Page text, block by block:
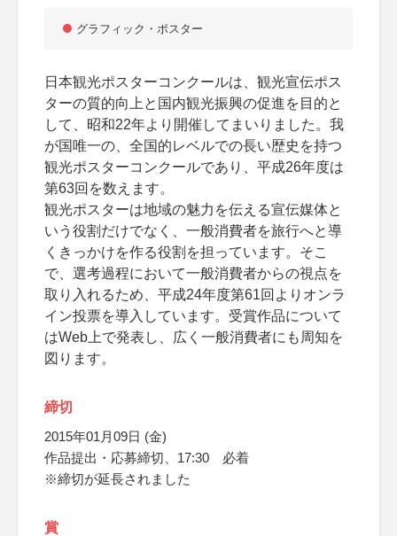
グラフィック・ポスター
日本観光ポスターコンクールは、観光宣伝ポス
ターの質的向上と国内観光振興の促進を目的と
して、昭和22年より開催してまいりました。我
が国唯一の、全国的レベルでの長い歴史を持つ
観光ポスターコンクールであり、平成26年度は
第63回を数えます。
観光ポスターは地域の魅力を伝える宣伝媒体と
いう役割だけでなく、一般消費者を旅行へと導
くきっかけを作る役割を担っています。そこ
で、選考過程において一般消費者からの視点を
取り入れるため、平成24年度第61回よりオンラ
イン投票を導入しています。受賞作品について
はWeb上で発表し、広く一般消費者にも周知を
図ります。
締切
2015年01月09日 (金)
作品提出・応募締切、17:30 必着
※締切が延長されました
賞